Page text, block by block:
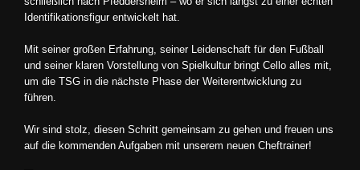
Identifikationsfigur entwickelt hat.
Mit seiner großen Erfahrung, seiner Leidenschaft für den Fußball
und seiner klaren Vorstellung von Spielkultur bringt Cello alles mit,
um die TSG in die nächste Phase der Weiterentwicklung zu
führen.
Wir sind stolz, diesen Schritt gemeinsam zu gehen und freuen uns
auf die kommenden Aufgaben mit unserem neuen Cheftrainer!